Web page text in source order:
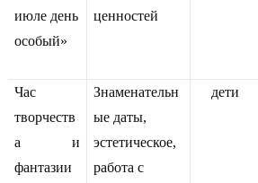
июле день
особый»
ценностей
Час
творчеств
а и
фантазии
Знаменательн
ые даты,
эстетическое,
работа с
дети